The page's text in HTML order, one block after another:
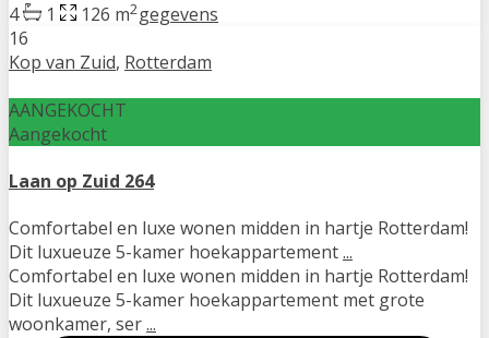
4 1 126 m2gegevens
16
Kop van Zuid, Rotterdam
AANGEKOCHT
Aangekocht
Laan op Zuid 264
Comfortabel en luxe wonen midden in hartje Rotterdam!
Dit luxueuze 5-kamer hoekappartement...
Comfortabel en luxe wonen midden in hartje Rotterdam!
Dit luxueuze 5-kamer hoekappartement met grote
woonkamer, ser...